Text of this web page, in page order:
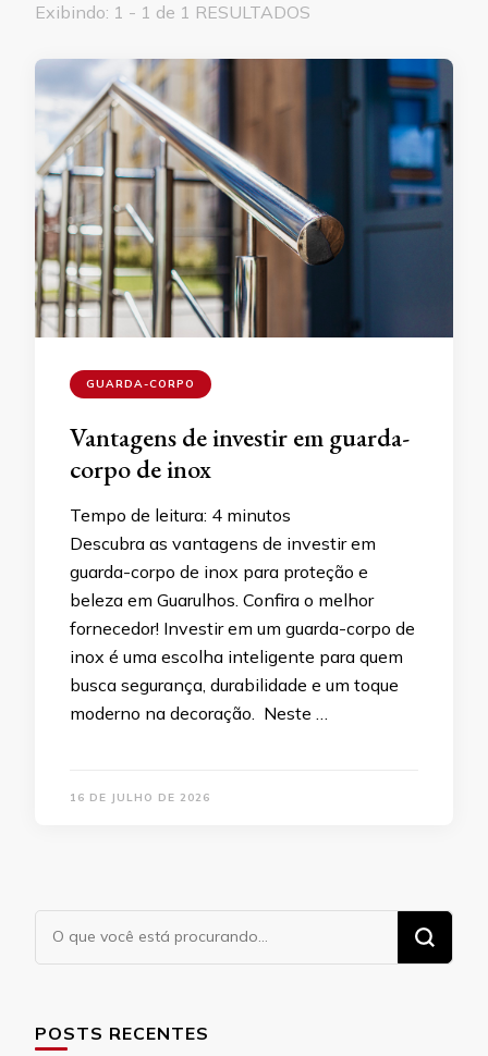
Exibindo: 1 - 1 de 1 RESULTADOS
GUARDA-CORPO
Vantagens de investir em guarda-
corpo de inox
Tempo de leitura: 4 minutos
Descubra as vantagens de investir em
guarda-corpo de inox para proteção e
beleza em Guarulhos. Confira o melhor
fornecedor! Investir em um guarda-corpo de
inox é uma escolha inteligente para quem
busca segurança, durabilidade e um toque
moderno na decoração. Neste …
16 DE JULHO DE 2026
Procurando
algo?
POSTS RECENTES